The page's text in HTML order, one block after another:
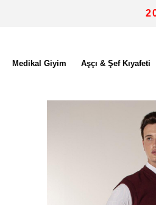
Medikal Giyim Aşçı & Şef Kıyafeti